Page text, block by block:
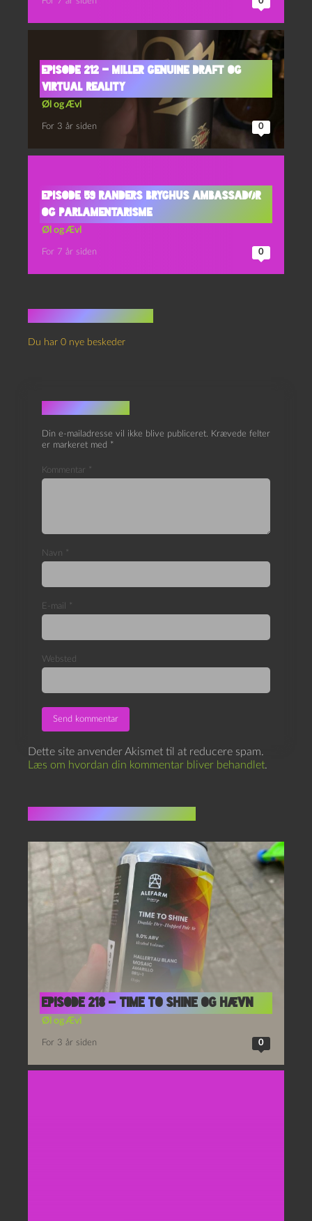
Episode 212 – Miller Genuine Draft og
Virtual Reality
Øl og Ævl
For 3 år siden 0
Episode 59 Randers Bryghus Ambassadør
og Parlamentarisme
Øl og Ævl
For 7 år siden 0
Du har 0 nye beskeder
Skriv et svar
Din e-mailadresse vil ikke blive publiceret. Krævede felter
er markeret med *
Kommentar *
Navn *
E-mail *
Websted
Dette site anvender Akismet til at reducere spam.
Læs om hvordan din kommentar bliver behandlet.
Episode 218 – Time to Shine og Hævn
Øl og Ævl
For 3 år siden 0